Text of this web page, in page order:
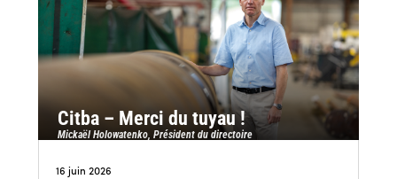
Citba – Merci du tuyau !
Mickaël Holowatenko, Président du directoire
16 juin 2026